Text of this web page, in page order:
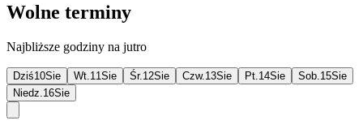
Wolne terminy
Najbliższe godziny na jutro
Dziś10Sie Wt. 11Sie Śr. 12Sie Czw. 13Sie Pt. 14Sie Sob. 15Sie
Niedz. 16Sie